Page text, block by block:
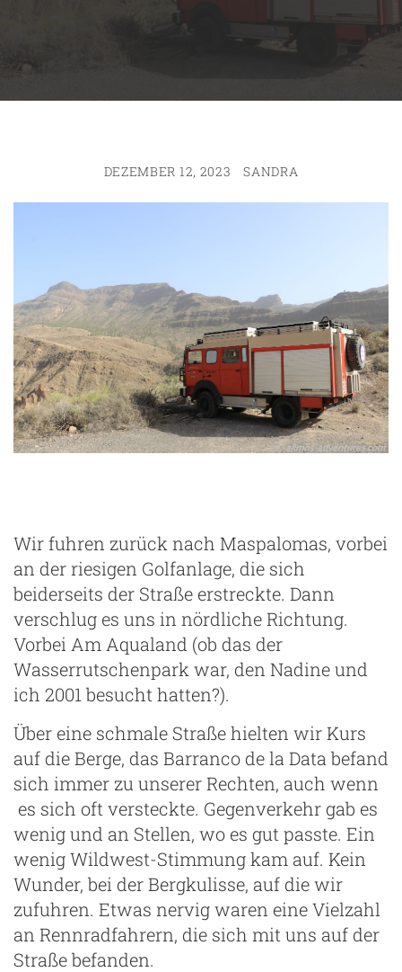
DEZEMBER 12, 2023 SANDRA
Wir fuhren zurück nach Maspalomas, vorbei
an der riesigen Golfanlage, die sich
beiderseits der Straße erstreckte. Dann
verschlug es uns in nördliche Richtung.
Vorbei Am Aqualand (ob das der
Wasserrutschenpark war, den Nadine und
ich 2001 besucht hatten?).
Über eine schmale Straße hielten wir Kurs
auf die Berge, das Barranco de la Data befand
sich immer zu unserer Rechten, auch wenn
es sich oft versteckte. Gegenverkehr gab es
wenig und an Stellen, wo es gut passte. Ein
wenig Wildwest-Stimmung kam auf. Kein
Wunder, bei der Bergkulisse, auf die wir
zufuhren. Etwas nervig waren eine Vielzahl
an Rennradfahrern, die sich mit uns auf der
Straße befanden.